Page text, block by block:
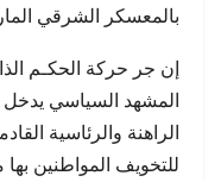
بالمعسكر الشرقي
إن جر حركة الحكـم
المشهد السياسي يدخل
الراهنة والرئاسية
للتخويف المواطنين